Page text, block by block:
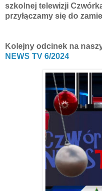
szkolnej telewizji
przyłączamy się do
Kolejny odcinek na
NEWS TV 6/2024